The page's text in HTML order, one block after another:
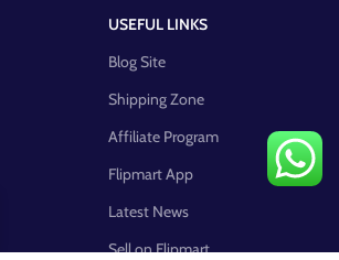
USEFUL LINKS
Blog Site
Shipping Zone
Affiliate Program
Flipmart App
Latest News
Sell on Flipmart